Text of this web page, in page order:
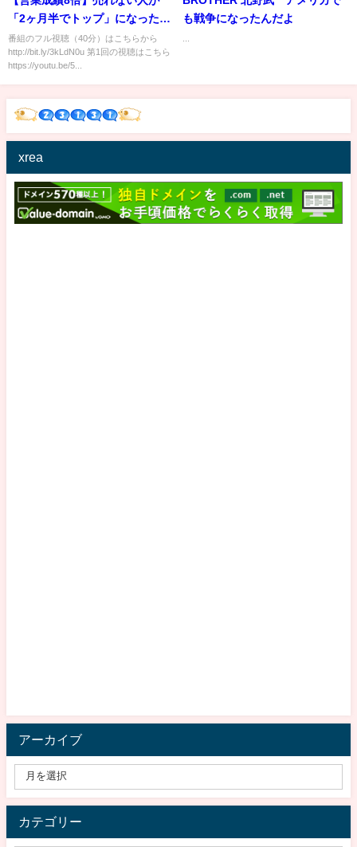
「2ヶ月半でトップ」になった理
由（麻野耕司：NEW SALES
PROJECT）【NewSchool】
番組のフル視聴（40分）はこちらから
http://bit.ly/3kLdN0u 第1回の視聴はこちら
https://youtu.be/5...
も戦争になったんだよ
xrea
アーカイブ
カテゴリー